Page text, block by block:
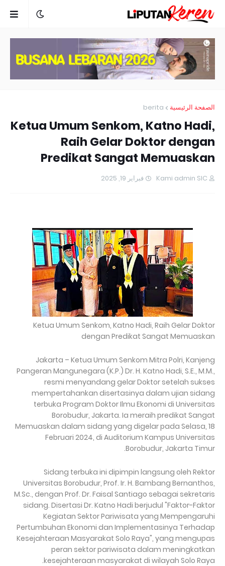
الصفحة الرئيسية berita
Ketua Umum Senkom, Katno Hadi,
Raih Gelar Doktor dengan
Predikat Sangat Memuaskan
Kami admin SIC فبراير 19, 2025
Ketua Umum Senkom, Katno Hadi, Raih Gelar Doktor
dengan Predikat Sangat Memuaskan
Jakarta – Ketua Umum Senkom Mitra Polri, Kanjeng
Pangeran Mangunegara (K.P.) Dr. H. Katno Hadi, S.E., M.M.,
resmi menyandang gelar Doktor setelah sukses
mempertahankan disertasinya dalam ujian sidang
terbuka Program Doktor Ilmu Ekonomi di Universitas
Borobudur, Jakarta. Ia meraih predikat Sangat
Memuaskan dalam sidang yang digelar pada Selasa, 18
Februari 2024, di Auditorium Kampus Universitas
Borobudur, Jakarta Timur.
Sidang terbuka ini dipimpin langsung oleh Rektor
Universitas Borobudur, Prof. Ir. H. Bambang Bernanthos,
M.Sc., dengan Prof. Dr. Faisal Santiago sebagai sekretaris
sidang. Disertasi Dr. Katno Hadi berjudul "Faktor-Faktor
Kegiatan Sektor Pariwisata yang Mempengaruhi
Pertumbuhan Ekonomi dan Implementasinya Terhadap
Kesejahteraan Masyarakat Solo Raya", yang mengupas
peran sektor pariwisata dalam meningkatkan
kesejahteraan masyarakat di wilayah Solo Raya.